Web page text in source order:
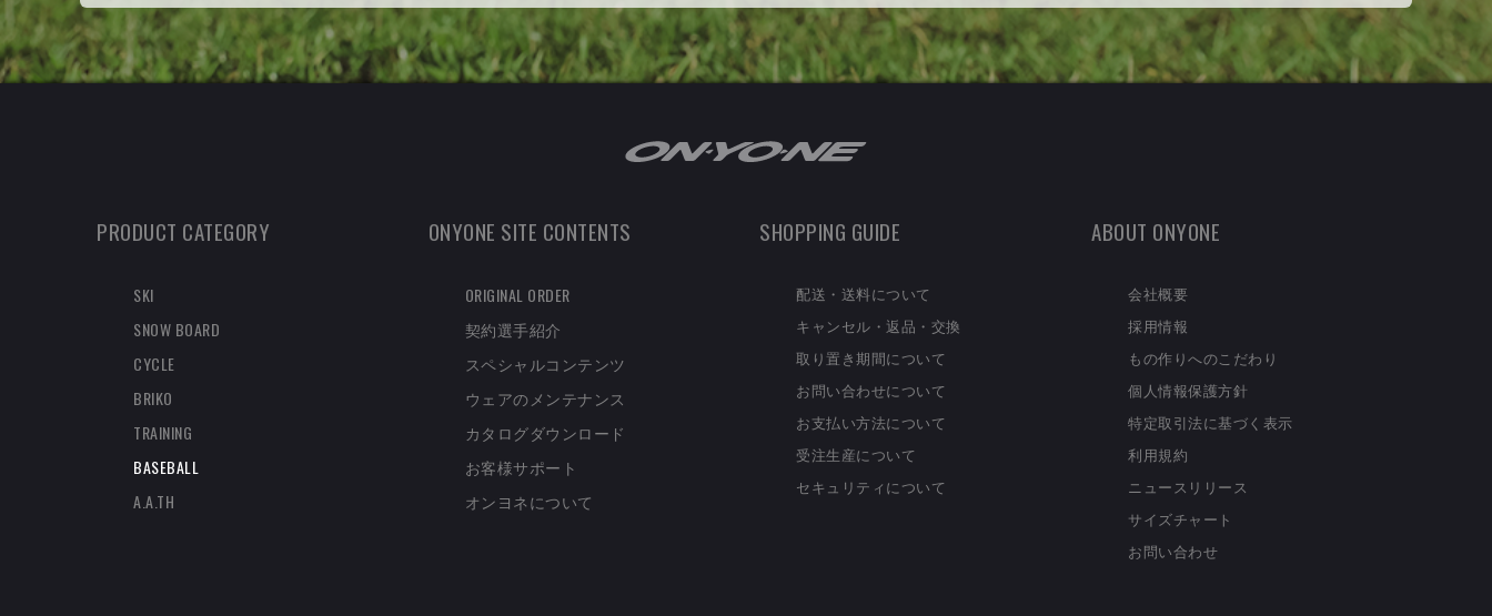
PRODUCT CATEGORY
SKI
SNOW BOARD
CYCLE
BRIKO
TRAINING
BASEBALL
A.A.TH
ONYONE SITE CONTENTS
ORIGINAL ORDER
契約選手紹介
スペシャルコンテンツ
ウェアのメンテナンス
カタログダウンロード
お客様サポート
オンヨネについて
SHOPPING GUIDE
配送・送料について
キャンセル・返品・交換
取り置き期間について
お問い合わせについて
お支払い方法について
受注生産について
セキュリティについて
ABOUT ONYONE
会社概要
採用情報
もの作りへのこだわり
個人情報保護方針
特定取引法に基づく表示
利用規約
ニュースリリース
サイズチャート
お問い合わせ